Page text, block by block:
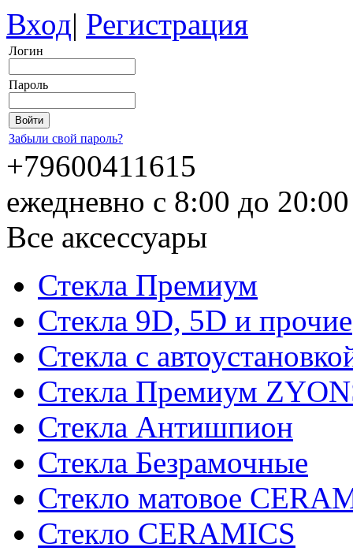
Вход| Регистрация
Логин
Пароль
Забыли свой пароль?
+79600411615
ежедневно с 8:00 до
Все аксессуары
Стекла Премиум
Стекла 9D, 5D и прочие
Стекла с
Стекла Премиум
Стекла Антишпион
Стекла Безрамочные
Стекло матовое
Стекло CERAMICS